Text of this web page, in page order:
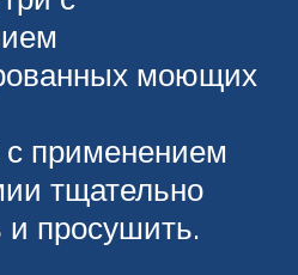
моющих
применением
тщательно
и просушить.